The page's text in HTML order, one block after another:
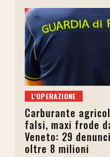
L'OPERAZIONE
Carburante
falsi, maxi frode
Veneto: 29
oltre 8 milioni